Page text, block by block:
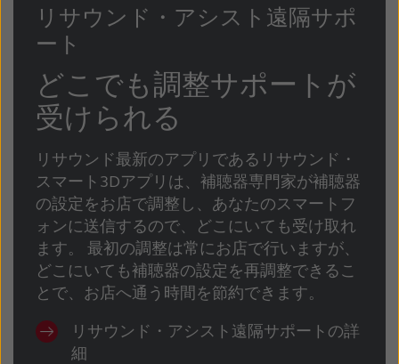
リサウンド・アシスト遠隔サポ
ート
どこでも調整サポートが
受けられる
リサウンド最新のアプリであるリサウンド・
スマート3Dアプリは、補聴器専門家が補聴器
の設定をお店で調整し、あなたのスマートフ
ォンに送信するので、どこにいても受け取れ
ます。 最初の調整は常にお店で行いますが、
どこにいても補聴器の設定を再調整できるこ
とで、お店へ通う時間を節約できます。
リサウンド・アシスト遠隔サポートの詳
細